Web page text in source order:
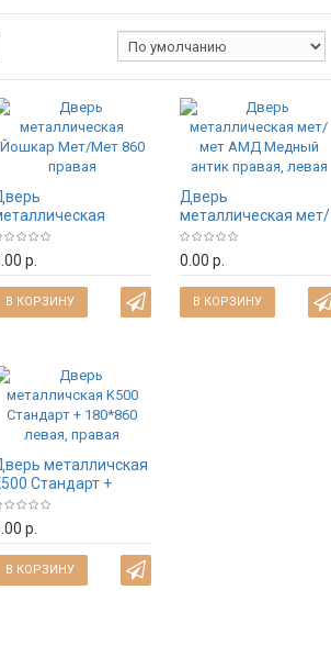
Мет/Мет 860
р.
В КОРЗИНУ
Дверь
металлическая мет/
мет АМД Медный
антик правая, левая
0.00 р.
В КОРЗИНУ
металличская
Стандарт +
левая,
р.
В КОРЗИНУ